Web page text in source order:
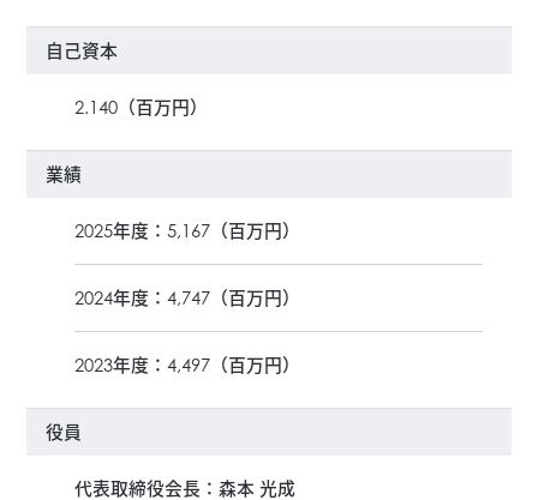
自己資本
2.140（百万円）
業績
2025年度：5,167（百万円）
2024年度：4,747（百万円）
2023年度：4,497（百万円）
役員
代表取締役会長：森本 光成